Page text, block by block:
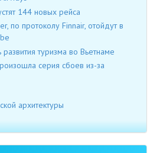
144 новых рейса
по протоколу Finnair, отойдут в
туризма во Вьетнаме
серия сбоев из-за
архитектуры